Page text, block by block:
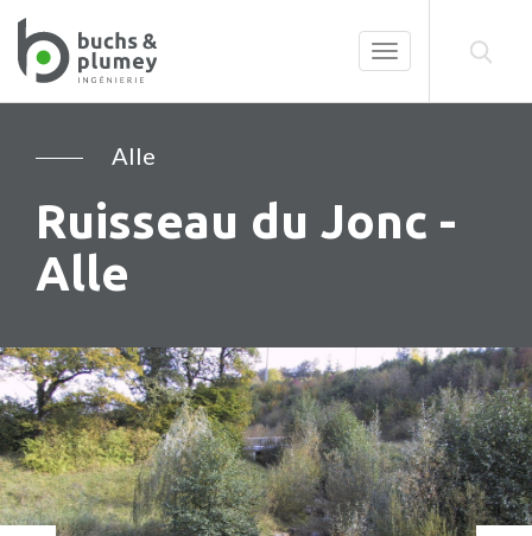
Toggle
navigation
Alle
Ruisseau du Jonc -
Alle
Précédent